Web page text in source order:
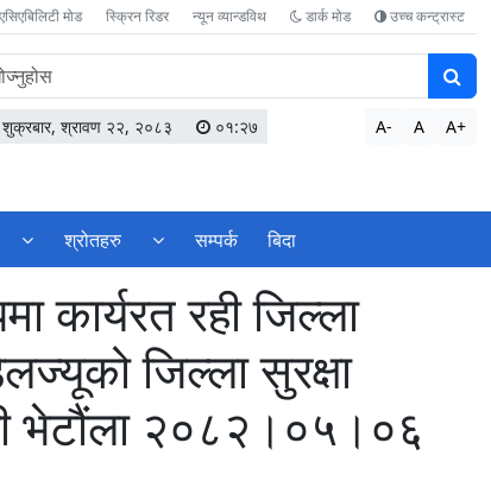
एसिएबिलिटी मोड स्क्रिन रिडर न्यून व्यान्डविथ डार्क मोड उच्च कन्ट्रास्ट
शुक्रबार, श्रावण २२, २०८३ ०१:२७ A- A A+
श्रोतहरु सम्पर्क बिदा
कार्यरत रही जिल्ला
जिल्ला सुरक्षा
भेटौंला २०८२।०५।०६